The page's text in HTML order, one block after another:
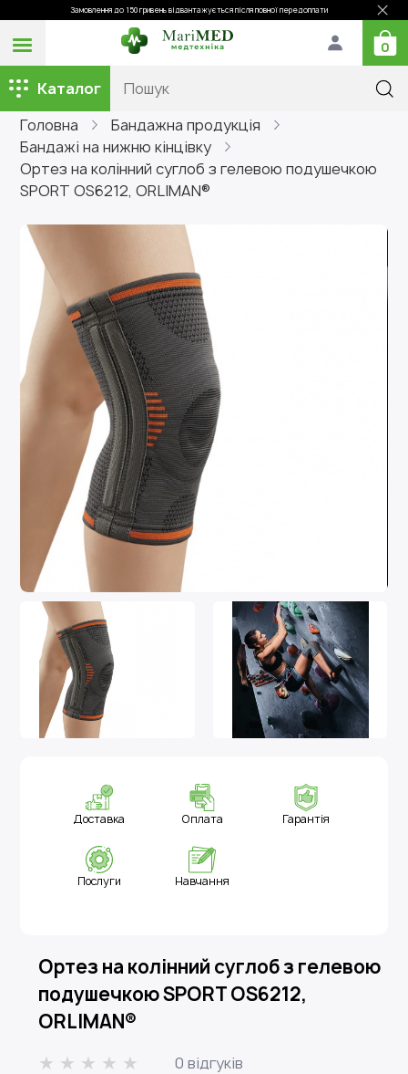
Замовлення до 150 гривень відвантажується після повної передоплати
0
Каталог
Головна
Бандажна продукція
Бандажі на нижню кінцівку
Ортез на колінний суглоб з гелевою подушечкою
SPORT OS6212, ORLIMAN®
Доставка Оплата Гарантія
Послуги Навчання
Ортез на колінний суглоб з гелевою
подушечкою SPORT OS6212,
ORLIMAN®
0 відгуків